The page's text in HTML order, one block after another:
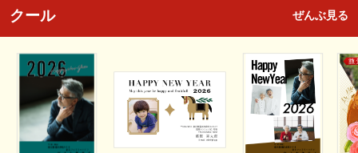
クール ぜんぶ見る